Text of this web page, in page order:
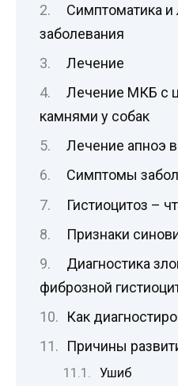
Симптоматика и
заболевания
Лечение
Лечение МКБ с
камнями у собак
Лечение апноэ
Симптомы
Гистиоцитоз –
Признаки
Диагностика
фиброзной
Как
Причины
Ушиб